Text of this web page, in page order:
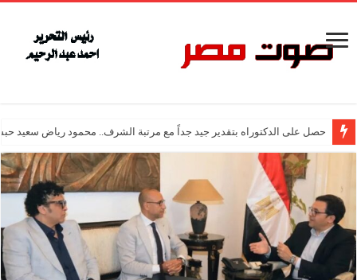
حصل على الدكتوراه بتقدير جيد جداً مع مرتبة الشرف.. محمود رياض سعيد